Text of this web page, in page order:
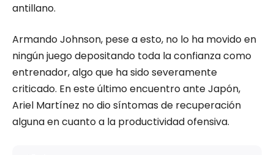
antillano.
Armando Johnson, pese a esto, no lo ha movido en
ningún juego depositando toda la confianza como
entrenador, algo que ha sido severamente
criticado. En este último encuentro ante Japón,
Ariel Martínez no dio síntomas de recuperación
alguna en cuanto a la productividad ofensiva.